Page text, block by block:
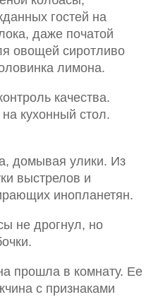
гостей на
даже початой
овощей сиротливо
лимона.
качества.
кухонный стол.
домывая улики. Из
выстрелов и
инопланетян.
не дрогнул, но
прошла в комнату. Ее
с признаками